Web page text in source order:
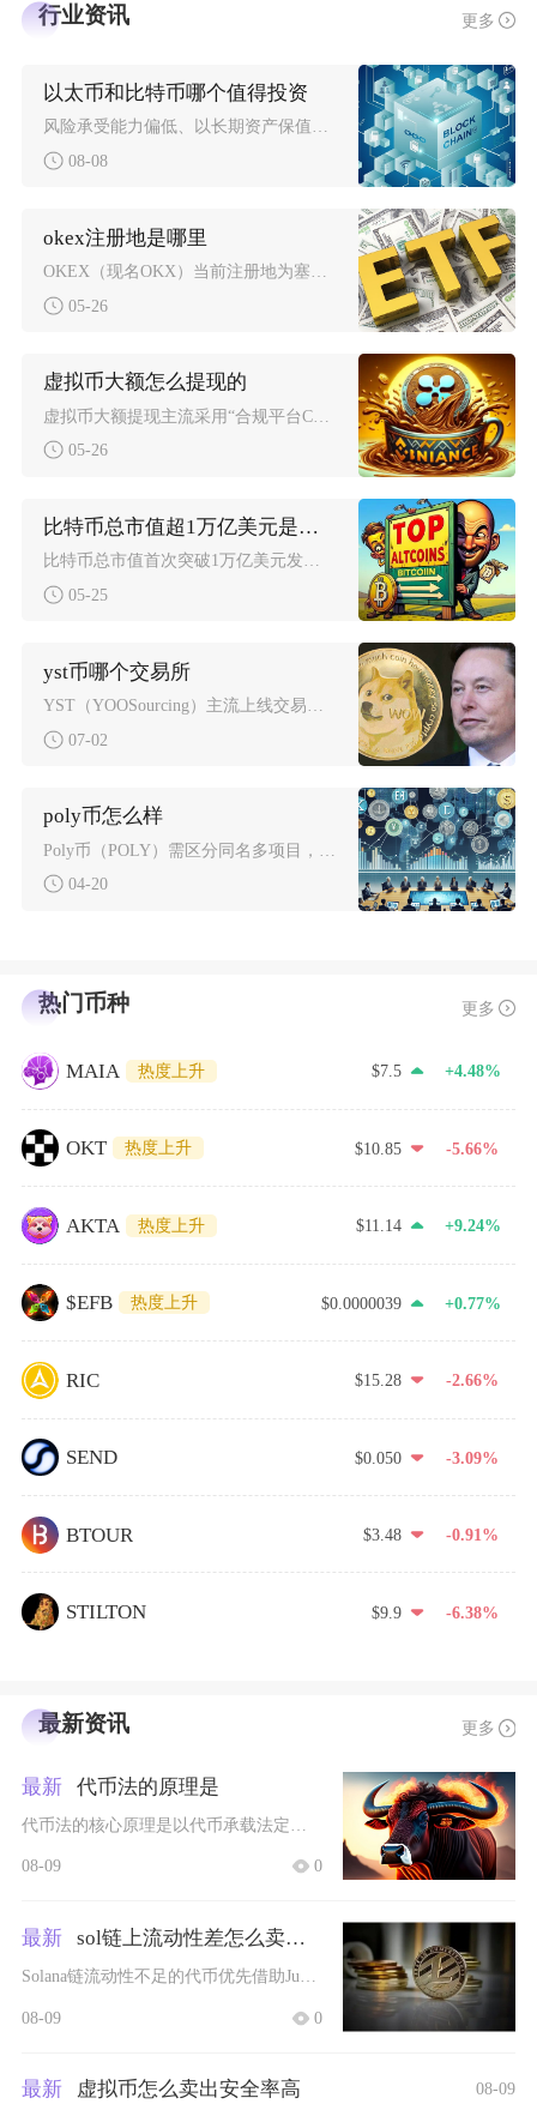
行业资讯 更多
以太币和比特币哪个值得投资
风险承受能力偏低、以长期资产保值为目标优先选择比特币；看好Web3生态发展、能承受大幅波动
08-08
okex注册地是哪里
05-26
虚拟币大额怎么提现的
虚拟币大额提现主流采用“合规平台C2C分批出金、境外账户中转、大宗交易/场外OTC”三类路
05-26
比特币总市值超1万亿美元是多少
比特币总市值首次突破1万亿美元发生在2021年2月20日，当日市值约为1.04万亿美元，对
05-25
yst币哪个交易所
07-02
poly币怎么样
04-20
热门币种 更多
MAIA 热度上升 $7.5 +4.48%
OKT 热度上升 $10.85 -5.66%
AKTA 热度上升 $11.14 +9.24%
$EFB 热度上升 $0.0000039 +0.77%
RIC $15.28 -2.66%
SEND $0.050 -3.09%
BTOUR $3.48 -0.91%
STILTON $9.9 -6.38%
最新资讯 更多
最新 代币法的原理是
08-09 0
最新 sol链上流动性差怎么卖出代币
Solana链流动性不足的代币优先借助Jupiter聚合器拆分小额挂单、调整合理滑点分批出
08-09 0
最新 虚拟币怎么卖出安全率高 08-09